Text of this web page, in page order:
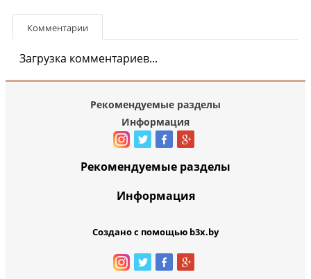
Комментарии
Загрузка комментариев...
Рекомендуемые разделы
Информация
Рекомендуемые разделы
Информация
Создано с помощью b3x.by